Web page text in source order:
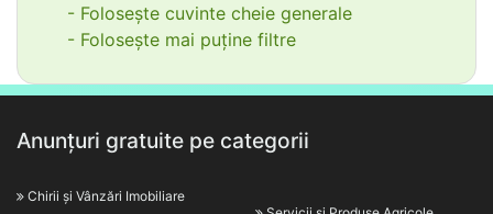
- Folosește cuvinte cheie generale
- Folosește mai puține filtre
Anunțuri gratuite pe categorii
Chirii și Vânzări Imobiliare